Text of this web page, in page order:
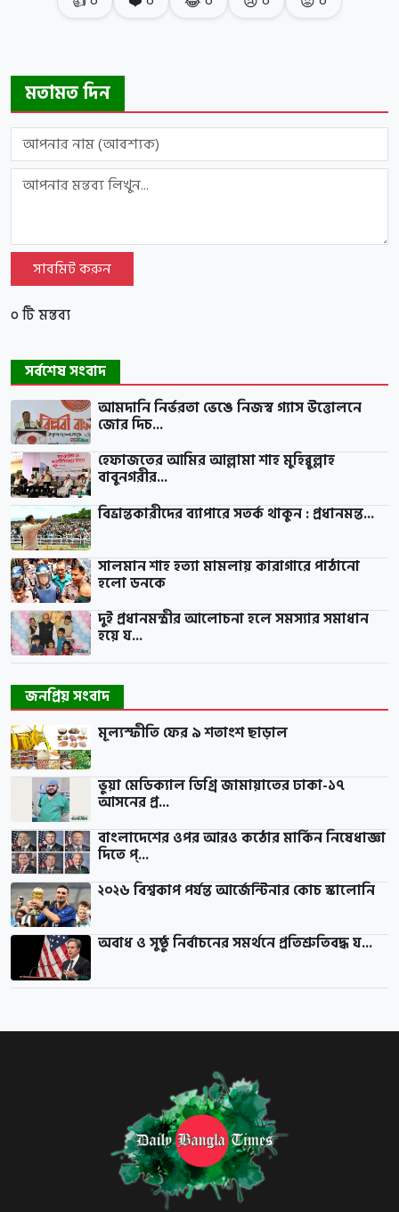
মতামত দিন
সাবমিট করুন
০ টি মন্তব্য
সর্বশেষ সংবাদ
আমদানি নির্ভরতা ভেঙে নিজস্ব গ্যাস উত্তোলনে
জোর দিচ...
হেফাজতের আমির আল্লামা শাহ মুহিব্বুল্লাহ
বাবুনগরীর...
বিভ্রান্তকারীদের ব্যাপারে সতর্ক থাকুন : প্রধানমন্ত...
সালমান শাহ হত্যা মামলায় কারাগারে পাঠানো
হলো ডনকে
দুই প্রধানমন্ত্রীর আলোচনা হলে সমস্যার সমাধান
হয়ে য...
জনপ্রিয় সংবাদ
মূল্যস্ফীতি ফের ৯ শতাংশ ছাড়াল
ভুয়া মেডিক্যাল ডিগ্রি জামায়াতের ঢাকা-১৭
আসনের প্র...
বাংলাদেশের ওপর আরও কঠোর মার্কিন নিষেধাজ্ঞা
দিতে প্...
২০২৬ বিশ্বকাপ পর্যন্ত আর্জেন্টিনার কোচ স্কালোনি
অবাধ ও সুষ্ঠু নির্বাচনের সমর্থনে প্রতিশ্রুতিবদ্ধ য...